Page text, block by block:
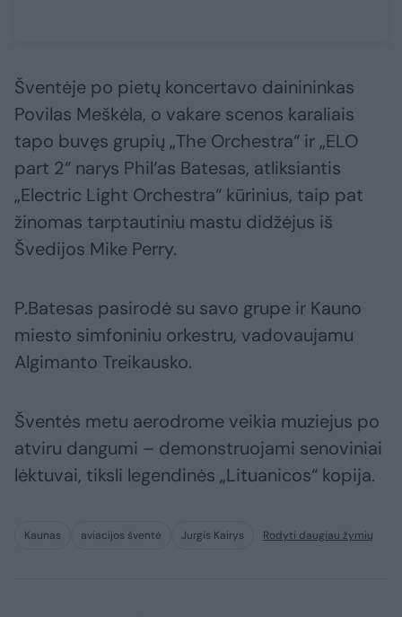
Šventėje po pietų koncertavo dainininkas
Povilas Meškėla, o vakare scenos karaliais
tapo buvęs grupių „The Orchestra“ ir „ELO
part 2“ narys Phil‘as Batesas, atliksiantis
„Electric Light Orchestra“ kūrinius, taip pat
žinomas tarptautiniu mastu didžėjus iš
Švedijos Mike Perry.
P.Batesas pasirodė su savo grupe ir Kauno
miesto simfoniniu orkestru, vadovaujamu
Algimanto Treikausko.
Šventės metu aerodrome veikia muziejus po
atviru dangumi – demonstruojami senoviniai
lėktuvai, tiksli legendinės „Lituanicos“ kopija.
Kaunas aviacijos šventė Jurgis Kairys Rodyti daugiau žymių